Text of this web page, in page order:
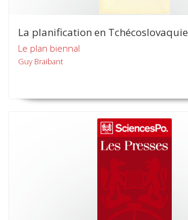
La planification en Tchécoslovaquie
Le plan biennal
Guy Braibant